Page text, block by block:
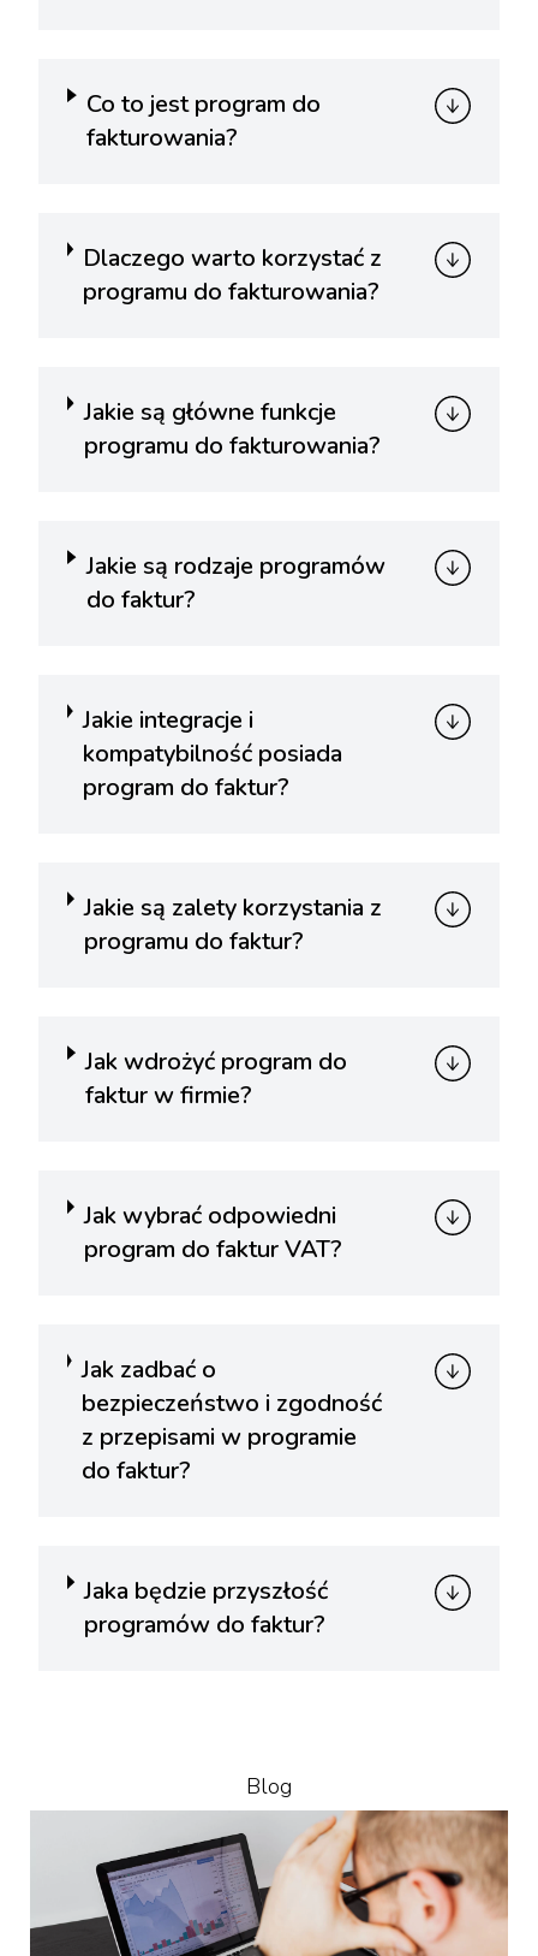
Co to jest program do
fakturowania?
Dlaczego warto korzystać z
programu do fakturowania?
Jakie są główne funkcje
programu do fakturowania?
Jakie są rodzaje programów
do faktur?
Jakie integracje i
kompatybilność posiada
program do faktur?
Jakie są zalety korzystania z
programu do faktur?
Jak wdrożyć program do
faktur w firmie?
Jak wybrać odpowiedni
program do faktur VAT?
Jak zadbać o
bezpieczeństwo i zgodność
z przepisami w programie
do faktur?
Jaka będzie przyszłość
programów do faktur?
Blog